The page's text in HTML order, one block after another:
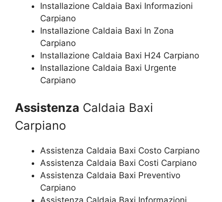
Installazione Caldaia Baxi Informazioni
Carpiano
Installazione Caldaia Baxi In Zona
Carpiano
Installazione Caldaia Baxi H24 Carpiano
Installazione Caldaia Baxi Urgente
Carpiano
Assistenza Caldaia Baxi
Carpiano
Assistenza Caldaia Baxi Costo Carpiano
Assistenza Caldaia Baxi Costi Carpiano
Assistenza Caldaia Baxi Preventivo
Carpiano
Assistenza Caldaia Baxi Informazioni